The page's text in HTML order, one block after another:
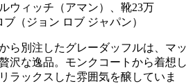
ウィッチ（アマン）、靴23万
（ジョン ロブ ジャパン）
ら別注したグレーダッフルは、マッ
沢な逸品。モンクコートから着想し
ラックスした雰囲気を醸していま